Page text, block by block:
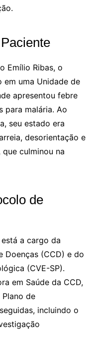
Emílio Ribas, o
em uma Unidade de
apresentou febre
para malária. Ao
seu estado era
desorientação e
culminou na
de
a cargo da
Doenças (CCD) e do
(CVE-SP).
em Saúde da CCD,
de
incluindo o